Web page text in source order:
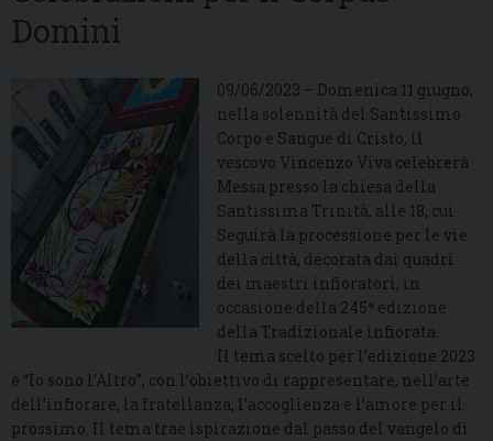
Domini
09/06/2023 – Domenica 11 giugno,
nella solennità del Santissimo
Corpo e Sangue di Cristo, il
vescovo Vincenzo Viva celebrerà
Messa presso la chiesa della
Santissima Trinità, alle 18, cui
Seguirà la processione per le vie
della città, decorata dai quadri
dei maestri infioratori, in
occasione della 245ª edizione
della Tradizionale infiorata.
Il tema scelto per l’edizione 2023
è “Io sono l’Altro”, con l’obiettivo di rappresentare, nell’arte
dell’infiorare, la fratellanza, l’accoglienza e l’amore per il
prossimo. Il tema trae ispirazione dal passo del vangelo di